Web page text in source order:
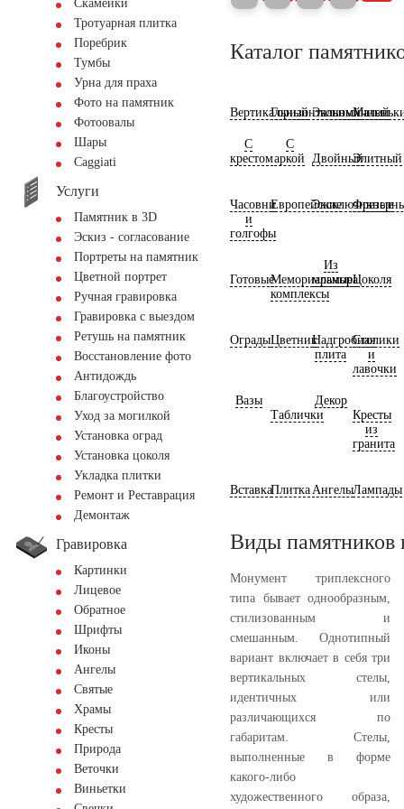
Скамейки
Тротуарная плитка
Поребрик
Тумбы
Урна для праха
Фото на памятник
Фотоовалы
Шары
Сaggiati
Услуги
Памятник в 3D
Эскиз - согласование
Портреты на памятник
Цветной портрет
Ручная гравировка
Гравировка с выездом
Ретушь на памятник
Восстановление фото
Антидождь
Благоустройство
Уход за могилкой
Установка оград
Установка цоколя
Укладка плитки
Ремонт и Реставрация
Демонтаж
Гравировка
Картинки
Лицевое
Обратное
Шрифты
Иконы
Ангелы
Святые
Храмы
Кресты
Природа
Веточки
Виньетки
Каталог
ВертикальныйГоризонтальный
Экономичный
С
крестом
С
аркой
ДвойныйЭлитный
Часовни
и
голгофы
ЕвропейскиеЭксклюзивные
ГотовыеМемориальные
комплексы
Из
мрамораЦоколя
ОградыЦветникНадгробная
плита
Столики
и
лавочки
Вазы
Таблички
Декор
Кресты
из
гранита
ВставкаПлитка АнгелыЛампады
Виды памятников
Монумент триплексного
типа бывает однообразным,
стилизованным и
смешанным. Однотипный
вариант включает в себя три
вертикальных стелы,
идентичных или
различающихся по
габаритам. Стелы,
выполненные в форме
какого-либо
художественного образа,